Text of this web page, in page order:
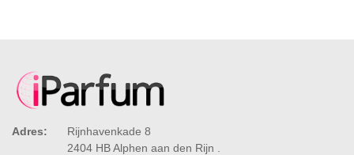
Adres:
Rijnhavenkade 8
2404 HB Alphen aan den Rijn .